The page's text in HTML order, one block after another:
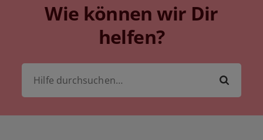
Wie können wir Dir
helfen?